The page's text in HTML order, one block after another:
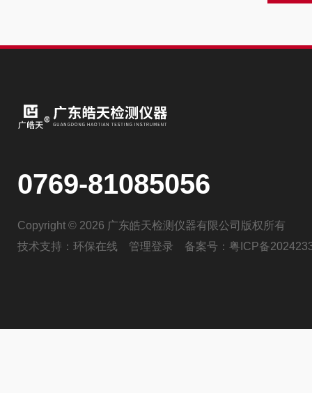
0769-81085056
Copyright © 2026 广东皓天检测仪器有限公司版权所有
技术支持： 环保在线 管理登录 备案号： 粤ICP备